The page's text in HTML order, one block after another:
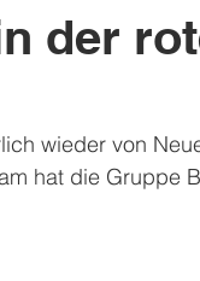
der
wieder von
hat die Gruppe